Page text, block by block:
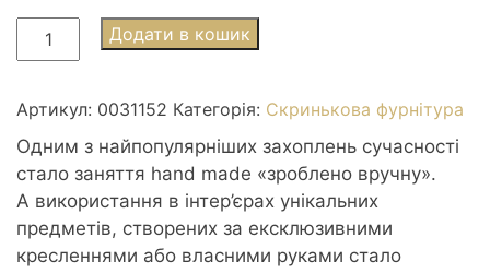
Замок
В-051-
колодки
стара
латунь
30*18мм
кількість
Додати в кошик
Артикул: 0031152 Категорія: Скринькова фурнітура
Одним з найпопулярніших захоплень сучасності
стало заняття hand made «зроблено вручну».
А використання в інтер’єрах унікальних
предметів, створених за ексклюзивними
кресленнями або власними руками стало